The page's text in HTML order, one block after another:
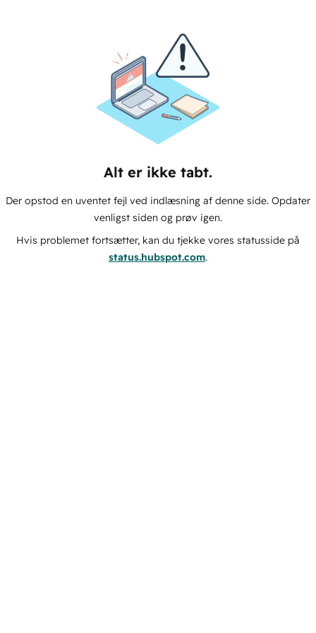
Alt er ikke tabt.
Der opstod en uventet fejl ved indlæsning af denne side. Opdater
venligst siden og prøv igen.
Hvis problemet fortsætter, kan du tjekke vores statusside på
status.hubspot.com.